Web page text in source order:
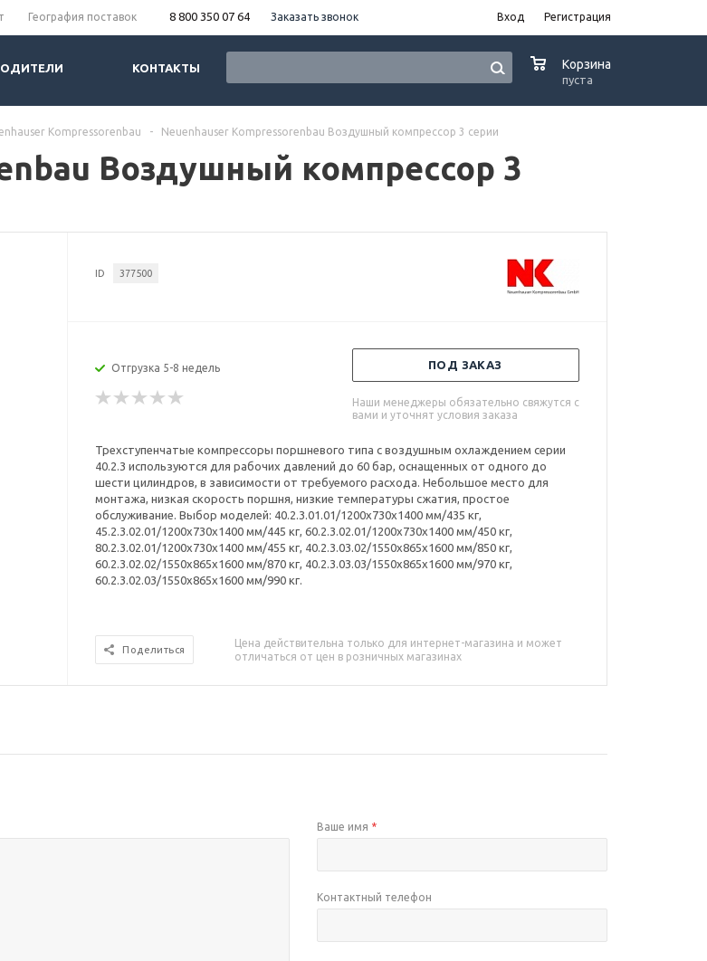
География поставок 8 800 350 07 64 Заказать звонок Вход Регистрация
КОНТАКТЫ Корзина
пуста
Kompressorenbau - Neuenhauser Kompressorenbau Воздушный компрессор 3 серии
Воздушный компрессор 3
ID 377500
Отгрузка 5-8 недель ПОД ЗАКАЗ
Наши менеджеры обязательно свяжутся с
вами и уточнят условия заказа
Трехступенчатые компрессоры поршневого типа с воздушным охлаждением серии
40.2.3 используются для рабочих давлений до 60 бар, оснащенных от одного до
шести цилиндров, в зависимости от требуемого расхода. Небольшое место для
монтажа, низкая скорость поршня, низкие температуры сжатия, простое
обслуживание. Выбор моделей: 40.2.3.01.01/1200x730x1400 мм/435 кг,
45.2.3.02.01/1200x730x1400 мм/445 кг, 60.2.3.02.01/1200x730x1400 мм/450 кг,
80.2.3.02.01/1200x730x1400 мм/455 кг, 40.2.3.03.02/1550x865x1600 мм/850 кг,
60.2.3.02.02/1550x865x1600 мм/870 кг, 40.2.3.03.03/1550x865x1600 мм/970 кг,
60.2.3.02.03/1550x865x1600 мм/990 кг.
Поделиться
Цена действительна только для интернет-магазина и может
отличаться от цен в розничных магазинах
Ваше имя *
Контактный телефон